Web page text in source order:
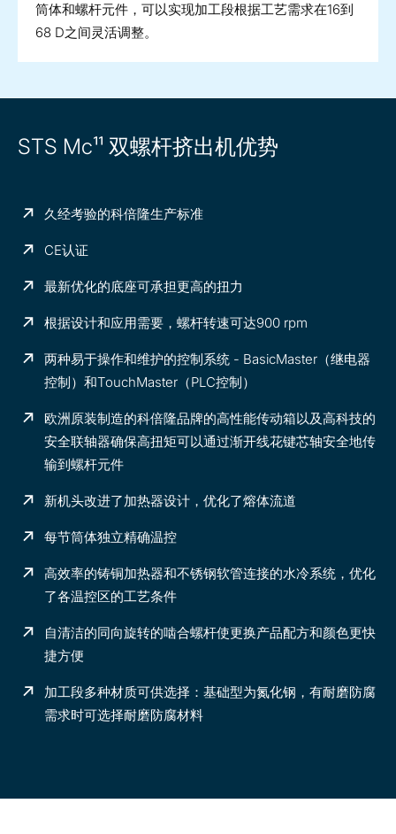
筒体和螺杆元件，可以实现加工段根据工艺需求在16到
68 D之间灵活调整。
STS Mc¹¹ 双螺杆挤出机优势
久经考验的科倍隆生产标准
CE认证
最新优化的底座可承担更高的扭力
根据设计和应用需要，螺杆转速可达900 rpm
两种易于操作和维护的控制系统 - BasicMaster（继电器
控制）和TouchMaster（PLC控制）
欧洲原装制造的科倍隆品牌的高性能传动箱以及高科技的
安全联轴器确保高扭矩可以通过渐开线花键芯轴安全地传
输到螺杆元件
新机头改进了加热器设计，优化了熔体流道
每节筒体独立精确温控
高效率的铸铜加热器和不锈钢软管连接的水冷系统，优化
了各温控区的工艺条件
自清洁的同向旋转的啮合螺杆使更换产品配方和颜色更快
捷方便
加工段多种材质可供选择：基础型为氮化钢，有耐磨防腐
需求时可选择耐磨防腐材料